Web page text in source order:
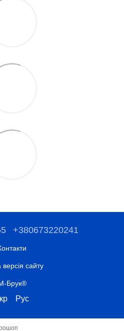
+380673220241
сайту
Брук®
Рус